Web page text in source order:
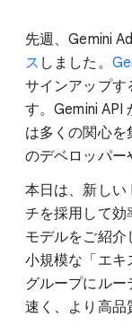
先週、Gemini
ス しました。
サインアップす
す。Gemini API
は多くの関心を
のデベロッパー
本日は、新し
チを採用して効
モデルをご紹介
小規模な「エキ
グループにルー
速く、より高品